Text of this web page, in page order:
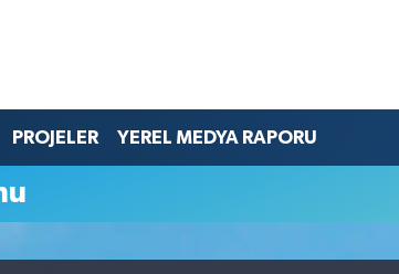
PROJELER YEREL MEDYA RAPORU